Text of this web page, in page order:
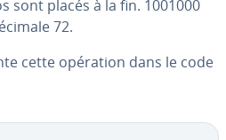
sont placés à la fin. 1001000
72.
cette opération dans le code